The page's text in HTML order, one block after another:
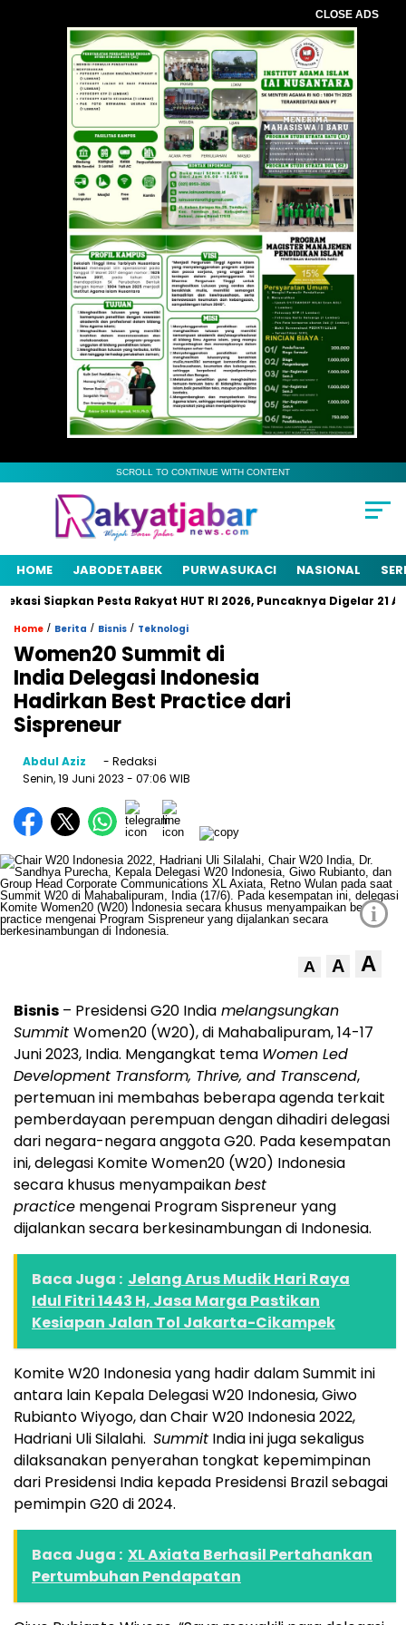
CLOSE ADS
SCROLL TO CONTINUE WITH CONTENT
HOME JABODETABEK PURWASUKACI NASIONAL
Siapkan Pesta Rakyat HUT RI 2026, Puncaknya Digelar 21
Home / Berita / Bisnis / Teknologi
Women20 Summit di
India Delegasi Indonesia
Hadirkan Best Practice dari
Sispreneur
Abdul Aziz
- Redaksi
Senin, 19 Juni 2023 - 07:06 WIB
i
A A A
Bisnis – Presidensi G20 India melangsungkan
Summit Women20 (W20), di Mahabalipuram, 14-17
Juni 2023, India. Mengangkat tema Women Led
Development Transform, Thrive, and Transcend,
pertemuan ini membahas beberapa agenda terkait
pemberdayaan perempuan dengan dihadiri delegasi
dari negara-negara anggota G20. Pada kesempatan
ini, delegasi Komite Women20 (W20) Indonesia
secara khusus menyampaikanbest
practice mengenai Program Sispreneur yang
dijalankan secara berkesinambungan di Indonesia.
Baca Juga : Jelang Arus Mudik Hari Raya
Idul Fitri 1443 H, Jasa Marga Pastikan
Kesiapan Jalan Tol Jakarta-Cikampek
Komite W20 Indonesia yang hadir dalam Summit ini
antara lain Kepala Delegasi W20 Indonesia, Giwo
Rubianto Wiyogo, dan Chair W20 Indonesia 2022,
Hadriani Uli Silalahi. Summit India ini juga sekaligus
dilaksanakan penyerahan tongkat kepemimpinan
dari Presidensi India kepada Presidensi Brazil sebagai
pemimpin G20 di 2024.
Baca Juga : XL Axiata Berhasil Pertahankan
Pertumbuhan Pendapatan